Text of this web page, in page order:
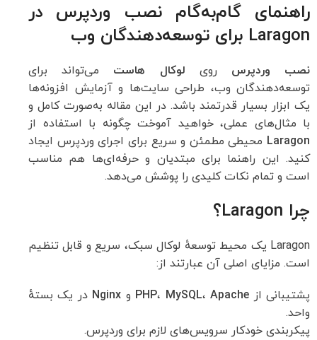
راهنمای گام‌به‌گام نصب وردپرس در
Laragon برای توسعه‌دهندگان وب
نصب وردپرس روی لوکال هاست می‌تواند برای
توسعه‌دهندگان وب، طراحی سایت‌ها و آزمایش افزونه‌ها
یک ابزار بسیار قدرتمند باشد. در این مقاله به‌صورت کامل و
با مثال‌های عملی، خواهید آموخت چگونه با استفاده از
Laragon محیطی مطمئن و سریع برای اجرای وردپرس ایجاد
کنید. این راهنما برای مبتدیان و حرفه‌ای‌ها هم مناسب
است و تمام نکات کلیدی را پوشش می‌دهد.
چرا Laragon؟
Laragon یک محیط توسعهٔ لوکال سبک، سریع و قابل تنظیم
است. مزایای اصلی آن عبارتند از:
پشتیبانی از PHP، MySQL،Apache و Nginx در یک بستهٔ
واحد.
پیکربندی خودکار سرویس‌های لازم برای وردپرس.